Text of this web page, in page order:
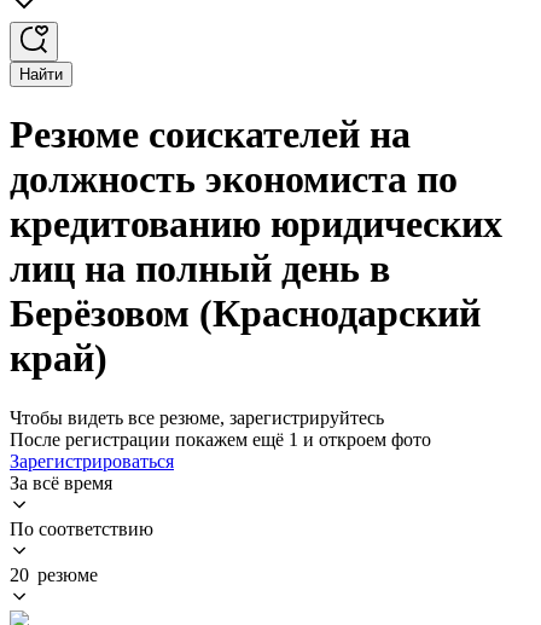
Найти
Резюме соискателей на
должность экономиста по
кредитованию юридических
лиц на полный день в
Берёзовом (Краснодарский
край)
Чтобы видеть все резюме, зарегистрируйтесь
После регистрации покажем ещё 1 и откроем фото
Зарегистрироваться
За всё время
По соответствию
20 резюме